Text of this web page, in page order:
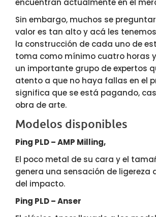
encuentran actualmente en el
Sin embargo, muchos se
valor es tan alto y acá les
la construcción de cada uno de
toma como mínimo cuatro horas
un importante grupo de expertos
atento a que no haya fallas en el
significa que se está pagando,
obra de arte.
Modelos disponibles
Ping PLD – AMP Milling,
El poco metal de su cara y el
genera una sensación de ligereza
del impacto.
Ping PLD – Anser